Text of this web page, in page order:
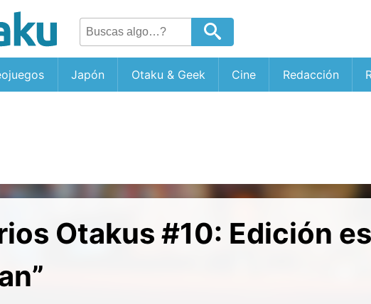
Japón Otaku & Geek Cine Redacción
Otakus #10: Edición